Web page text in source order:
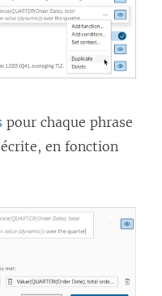
pour chaque phrase
en fonction